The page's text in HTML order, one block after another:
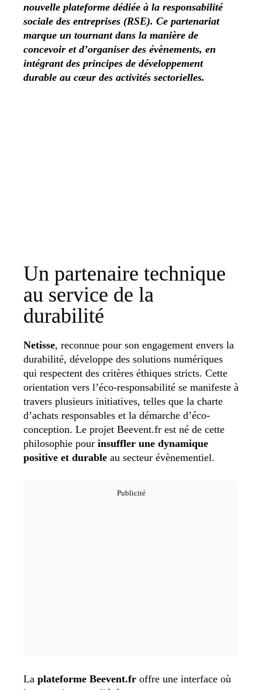
nouvelle plateforme dédiée à la responsabilité
sociale des entreprises (RSE). Ce partenariat
marque un tournant dans la manière de
concevoir et d’organiser des évènements, en
intégrant des principes de développement
durable au cœur des activités sectorielles.
Un partenaire technique
au service de la
durabilité
Netisse, reconnue pour son engagement envers la
durabilité, développe des solutions numériques
qui respectent des critères éthiques stricts. Cette
orientation vers l’éco-responsabilité se manifeste à
travers plusieurs initiatives, telles que la charte
d’achats responsables et la démarche d’éco-
conception. Le projet Beevent.fr est né de cette
philosophie pour insuffler une dynamique
positive et durable au secteur évènementiel.
La plateforme Beevent.fr offre une interface où